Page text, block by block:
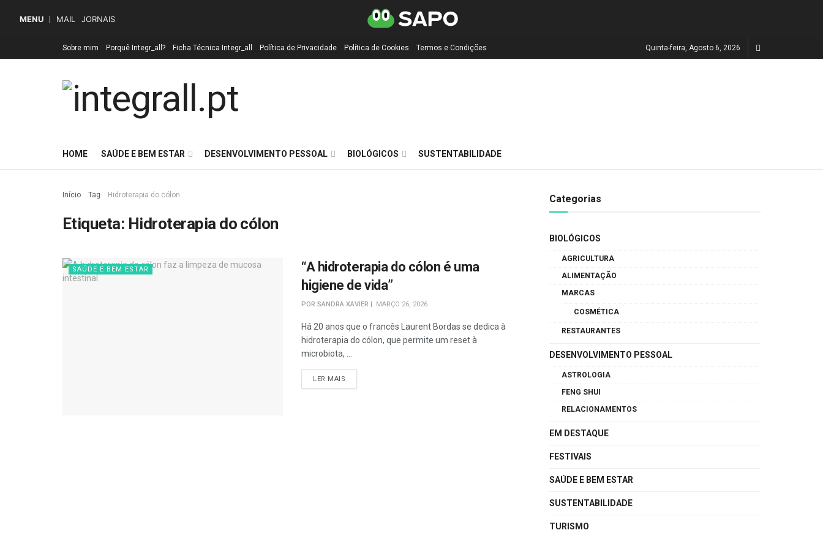
MENU MAIL JORNAIS
Sobre mim Porquê Integr_all? Ficha Técnica Integr_all Política de Privacidade Política de Cookies Termos e Condições Quinta-feira, Agosto 6, 2026
HOME SAÚDE E BEM ESTAR DESENVOLVIMENTO PESSOAL BIOLÓGICOS SUSTENTABILIDADE
Início Tag Hidroterapia do cólon
Etiqueta: Hidroterapia do cólon
SAÚDE E BEM ESTAR
“A hidroterapia do cólon é uma
higiene de vida”
POR SANDRA XAVIER MARÇO 26, 2026
Há 20 anos que o francês Laurent Bordas se dedica à
hidroterapia do cólon, que permite um reset à
microbiota, ...
LER MAIS
Categorias
BIOLÓGICOS
AGRICULTURA
ALIMENTAÇÃO
MARCAS
COSMÉTICA
RESTAURANTES
DESENVOLVIMENTO PESSOAL
ASTROLOGIA
FENG SHUI
RELACIONAMENTOS
EM DESTAQUE
FESTIVAIS
SAÚDE E BEM ESTAR
SUSTENTABILIDADE
TURISMO